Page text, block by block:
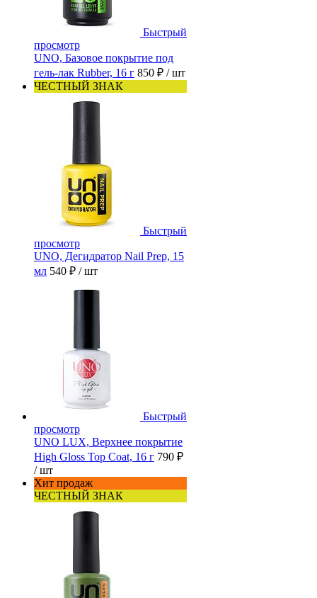
Быстрый
просмотр
UNO, Базовое покрытие под
гель-лак Rubber, 16 г 850 ₽ / шт
ЧЕСТНЫЙ ЗНАК
Быстрый
просмотр
UNO, Дегидратор Nail Prep, 15
мл 540 ₽ / шт
Быстрый
просмотр
UNO LUX, Верхнее покрытие
High Gloss Top Coat, 16 г 790 ₽
/ шт
Хит продаж
ЧЕСТНЫЙ ЗНАК